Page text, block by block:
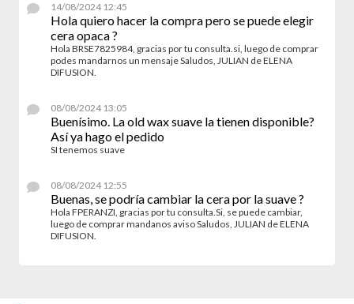
14/08/2024 12:45
Hola quiero hacer la compra pero se puede elegir
cera opaca ?
Hola BRSE7825984, gracias por tu consulta.si, luego de comprar
podes mandarnos un mensaje Saludos, JULIAN de ELENA
DIFUSION.
08/08/2024 13:05
Buenísimo. La old wax suave la tienen disponible?
Así ya hago el pedido
SI tenemos suave
08/08/2024 12:55
Buenas, se podría cambiar la cera por la suave ?
Hola FPERANZI, gracias por tu consulta.Si, se puede cambiar,
luego de comprar mandanos aviso Saludos, JULIAN de ELENA
DIFUSION.